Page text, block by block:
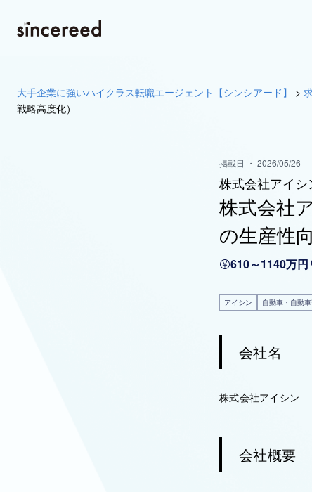
大手企業に強いハイクラス転職エージェント【シンシアード】 >
戦略高度化）
掲載日 ・ 2026/05/26
株式会社アイシ
株式会社
の生産性
610～1140万円
アイシン 自動車・自動
会社名
株式会社アイシン
会社概要